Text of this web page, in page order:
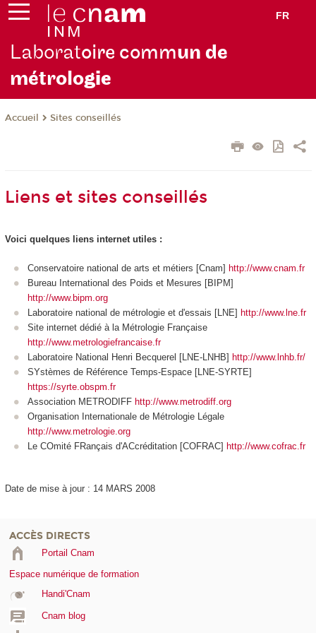
FR
Laboratoire commun de
métrologie
Accueil Sites conseillés
Liens et sites conseillés
Voici quelques liens internet utiles :
Conservatoire national de arts et métiers [Cnam] http://www.cnam.fr
Bureau International des Poids et Mesures [BIPM]
http://www.bipm.org
Laboratoire national de métrologie et d'essais [LNE] http://www.lne.fr
Site internet dédié à la Métrologie Française
http://www.metrologiefrancaise.fr
Laboratoire National Henri Becquerel [LNE-LNHB] http://www.lnhb.fr/
SYstèmes de Référence Temps-Espace [LNE-SYRTE]
https://syrte.obspm.fr
Association METRODIFF http://www.metrodiff.org
Organisation Internationale de Métrologie Légale
http://www.metrologie.org
Le COmité FRançais d'ACcréditation [COFRAC] http://www.cofrac.fr
Date de mise à jour : 14 MARS 2008
ACCÈS DIRECTS
Portail Cnam
Espace numérique de formation
Handi'Cnam
Cnam blog